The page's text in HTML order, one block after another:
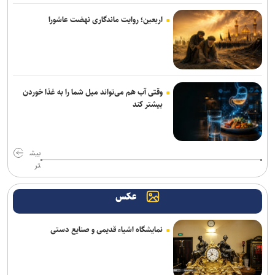
مقابله با اخلال در بازار
قدرت قلم برابر و حتی بیشتر از قدرت نظامی است/ رسانه، سنگر حقیقت
در عصر جنگ روایت‌ها
ورود ۱۲۵ اتوبوس تمام‌برقی به ناوگان حمل‌ونقل عمومی تهران تا شهریورماه
رسانه‌ها شریکی راهبردی برای کاهش تصادفات و ارتقای ایمنی جاده‌ها
هستند
کارسوق‌ها گامی در تحقق الگوی تربیتی سمپاد و شعار «هر نیاز کشور، یک
سمپادی آماده اثرگذاری»
تقدیر رئیس جمعیت هلال‌احمر از «روایت‌گران ایثار» به مناسبت روز
حسینیه قوجان؛ تماشاخانه حافظه ایرانی+ تصاویر
دانش‌آموز برتر کشور
اربعین؛ روایت ماندگاری نهضت عاشورا
وقتی آب هم می‌تواند میل شما را به غذا خوردن
بیشتر کند
بیش
تر
عکس
نمایشگاه اشیاء قدیمی و صنایع دستی